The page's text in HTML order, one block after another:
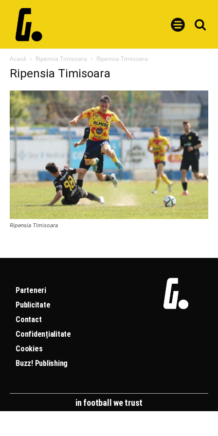
Acasă Ripensia Timisoara Ripensia Timisoara
Ripensia Timisoara
Ripensia Timisoara
Parteneri
Publicitate
Contact
Confidențialitate
Cookies
Buzz! Publishing
in football we trust